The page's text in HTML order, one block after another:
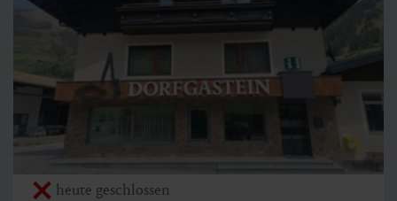
heute geschlossen